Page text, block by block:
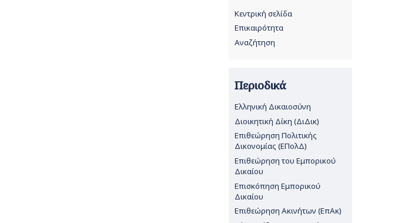
Κεντρική σελίδα
Επικαιρότητα
Αναζήτηση
Περιοδικά
Ελληνική Δικαιοσύνη
Διοικητική Δίκη (ΔιΔικ)
Επιθεώρηση Πολιτικής
Δικονομίας (ΕΠολΔ)
Επιθεώρηση του Εμπορικού
Δικαίου
Επισκόπηση Εμπορικού
Δικαίου
Επιθεώρηση Ακινήτων (ΕπΑκ)